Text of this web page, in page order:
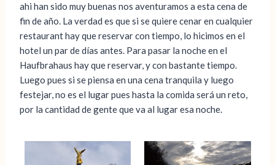
ahi han sido muy buenas nos aventuramos a esta cena de
fin de año. La verdad es que si se quiere cenar en cualquier
restaurant hay que reservar con tiempo, lo hicimos en el
hotel un par de días antes. Para pasar la noche en el
Haufbrahaus hay que reservar, y con bastante tiempo.
Luego pues si se piensa en una cena tranquila y luego
festejar, no es el lugar pues hasta la comida será un reto,
por la cantidad de gente que va al lugar esa noche.